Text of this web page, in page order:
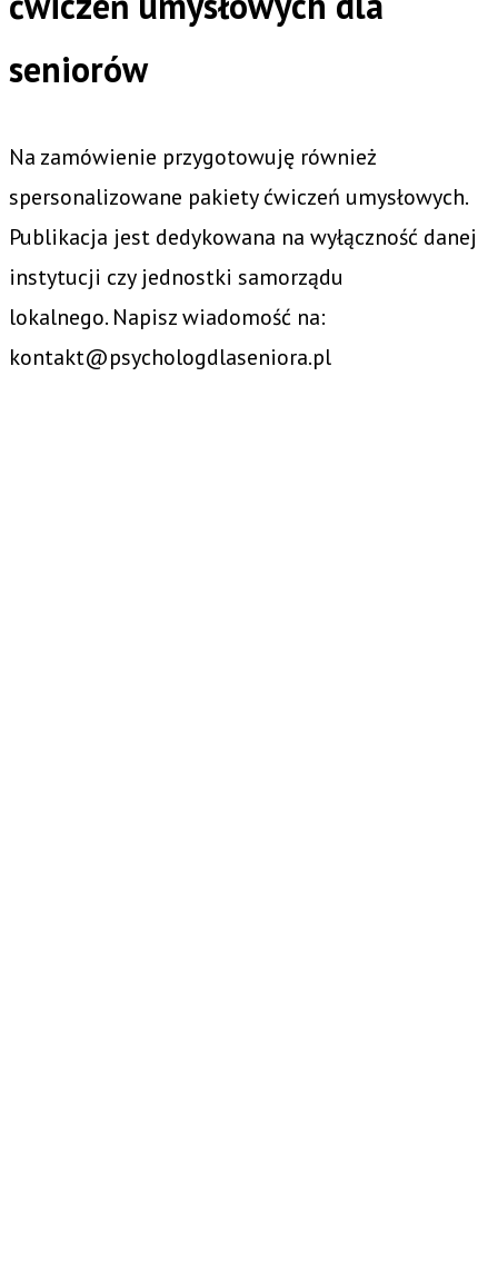
seniorów
Na zamówienie przygotowuję również
spersonalizowane pakiety ćwiczeń umysłowych.
Publikacja jest dedykowana na wyłączność danej
instytucji czy jednostki samorządu
lokalnego. Napisz wiadomość na:
kontakt@psychologdlaseniora.pl